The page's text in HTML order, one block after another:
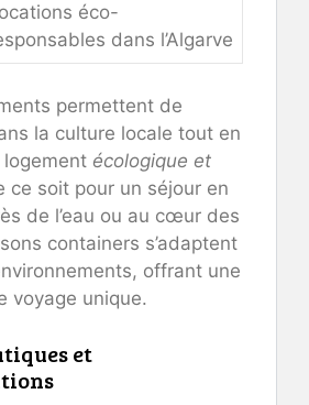
éco-
dans l’Algarve
permettent de
la culture locale tout en
logement écologique et
ce soit pour un séjour en
de l’eau ou au cœur des
containers s’adaptent
offrant une
voyage unique.
et